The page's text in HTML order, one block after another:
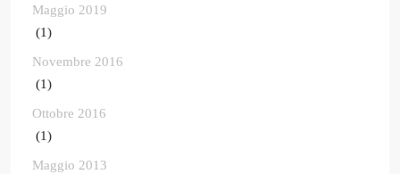
Maggio 2019
(1)
Novembre 2016
(1)
Ottobre 2016
(1)
Maggio 2013